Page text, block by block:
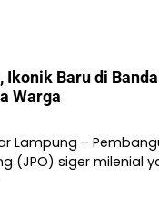
Ikonik Baru di
Warga
Lampung –
(JPO) siger milenial